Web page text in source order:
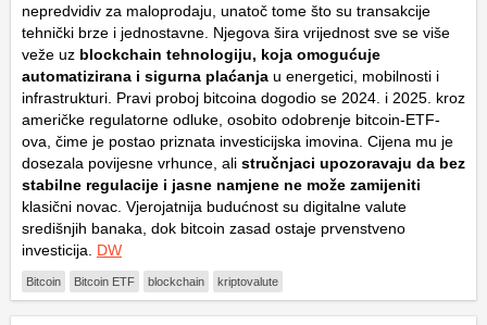
nepredvidiv za maloprodaju, unatoč tome što su transakcije
tehnički brze i jednostavne. Njegova šira vrijednost sve se više
veže uz blockchain tehnologiju, koja omogućuje
automatizirana i sigurna plaćanja u energetici, mobilnosti i
infrastrukturi. Pravi proboj bitcoina dogodio se 2024. i 2025. kroz
američke regulatorne odluke, osobito odobrenje bitcoin-ETF-
ova, čime je postao priznata investicijska imovina. Cijena mu je
dosezala povijesne vrhunce, ali stručnjaci upozoravaju da bez
stabilne regulacije i jasne namjene ne može zamijeniti
klasični novac. Vjerojatnija budućnost su digitalne valute
središnjih banaka, dok bitcoin zasad ostaje prvenstveno
investicija. DW
Bitcoin Bitcoin ETF blockchain kriptovalute